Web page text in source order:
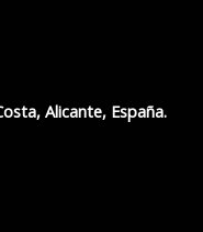
Alicante, España.